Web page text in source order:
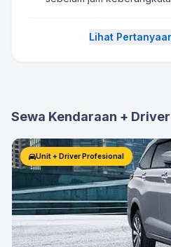
Lihat
Sewa Kendaraan + Driver
Unit + Driver Profesional